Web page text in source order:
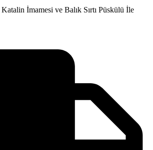
İmamesi ve Balık Sırtı Püskülü İle